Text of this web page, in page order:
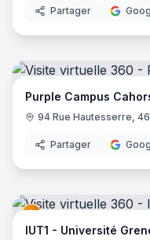
Partager
Purple Campus
94 Rue Hautesserre,
Partager
IUT1 - Université